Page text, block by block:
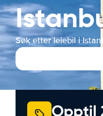
Søk etter leiebil i
Opptil